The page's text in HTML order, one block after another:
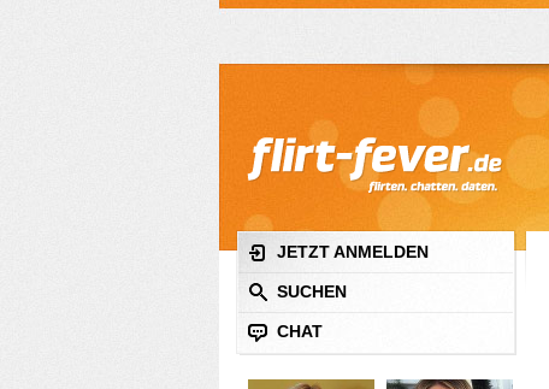
JETZT ANMELDEN
SUCHEN
CHAT